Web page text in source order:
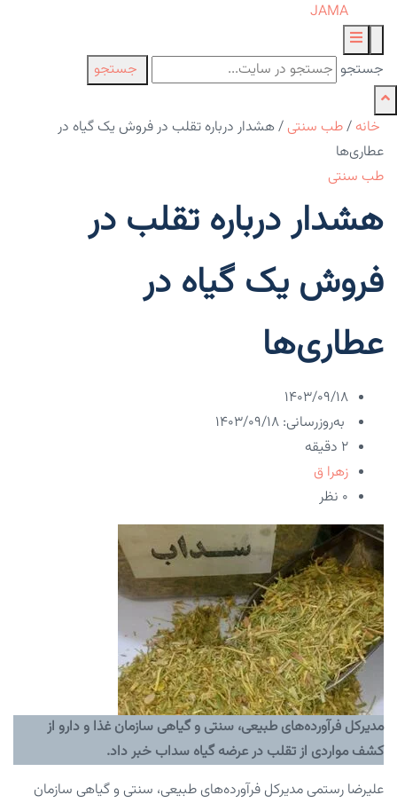
JAMA
جستجو جستجو
خانه /طب سنتی /هشدار درباره تقلب در فروش یک گیاه در
عطاری‌ها
طب سنتی
هشدار درباره تقلب در
فروش یک گیاه در
عطاری‌ها
۱۴۰۳/۰۹/۱۸
به‌روزرسانی: ۱۴۰۳/۰۹/۱۸
2 دقیقه
زهرا ق
۰ نظر
مدیرکل فرآورده‌های طبیعی، سنتی و گیاهی سازمان غذا و دارو از
کشف مواردی از تقلب در عرضه گیاه سداب خبر داد.
علیرضا رستمی مدیرکل فرآورده‌های طبیعی، سنتی و گیاهی سازمان